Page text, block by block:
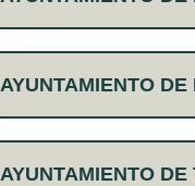
AYUNTAMIENTO
AYUNTAMIENTO